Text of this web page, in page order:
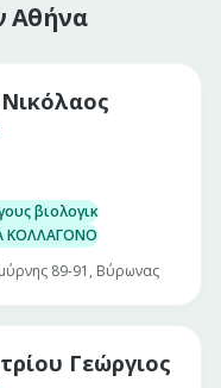
Αθήνα
βιολογικούς
ΚΟΛΛΑΓΟΝΟΥ
89-91, Βύρωνας
Γεώργιος